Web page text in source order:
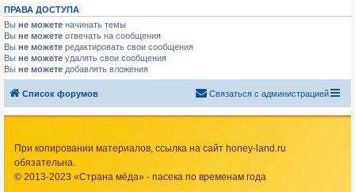
ПРАВА ДОСТУПА
Вы не можете начинать темы
Вы не можете отвечать на сообщения
Вы не можете редактировать свои сообщения
Вы не можете удалять свои сообщения
Вы не можете добавлять вложения
Список форумов Связаться с администрацией
При копировании материалов, ссылка на сайт honey-land.ru
обязательна.
© 2013-2023 «Страна мёда» - пасека по временам года